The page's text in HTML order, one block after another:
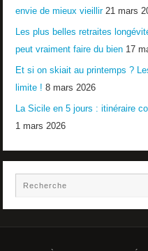
envie de mieux vieillir 21 mars
Les plus belles retraites
peut vraiment faire du bien 17
Et si on skiait au printemps ?
limite ! 8 mars 2026
La Sicile en 5 jours : itinéraire
1 mars 2026